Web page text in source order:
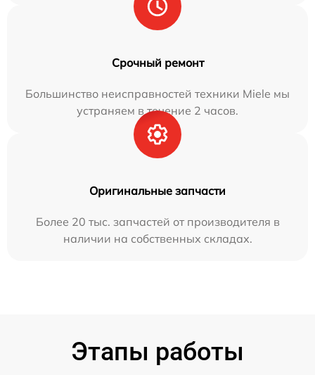
Срочный ремонт
Большинство неисправностей техники Miele мы
устраняем в течение 2 часов.
Оригинальные запчасти
Более 20 тыс. запчастей от производителя в
наличии на собственных складах.
Этапы работы